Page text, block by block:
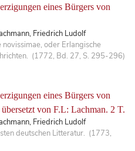
eines Bürgers von
Friedrich Ludolf
oder Erlangische
(1772, Bd. 27, S. 295-296)
eines Bürgers von
von F.L: Lachman. 2 T.
Friedrich Ludolf
deutschen Litteratur. (1773,